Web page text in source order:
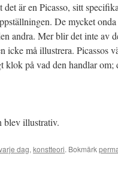
är en Picasso, sitt
De mycket
andra. Mer blir det inte av
icke må illustrera. Picassos
på vad den handlar om;
blev illustrativ.
dag, konstteori. Bokmärk